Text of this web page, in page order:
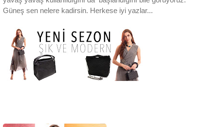
Güneş sen nelere kadirsin. Herkese iyi yazlar...